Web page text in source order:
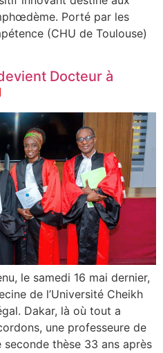
Porté par les
(CHU de Toulouse)
Docteur à
le samedi 16 mai dernier,
de l’Université Cheikh
Dakar, là où tout a
une professeure de
thèse 33 ans après